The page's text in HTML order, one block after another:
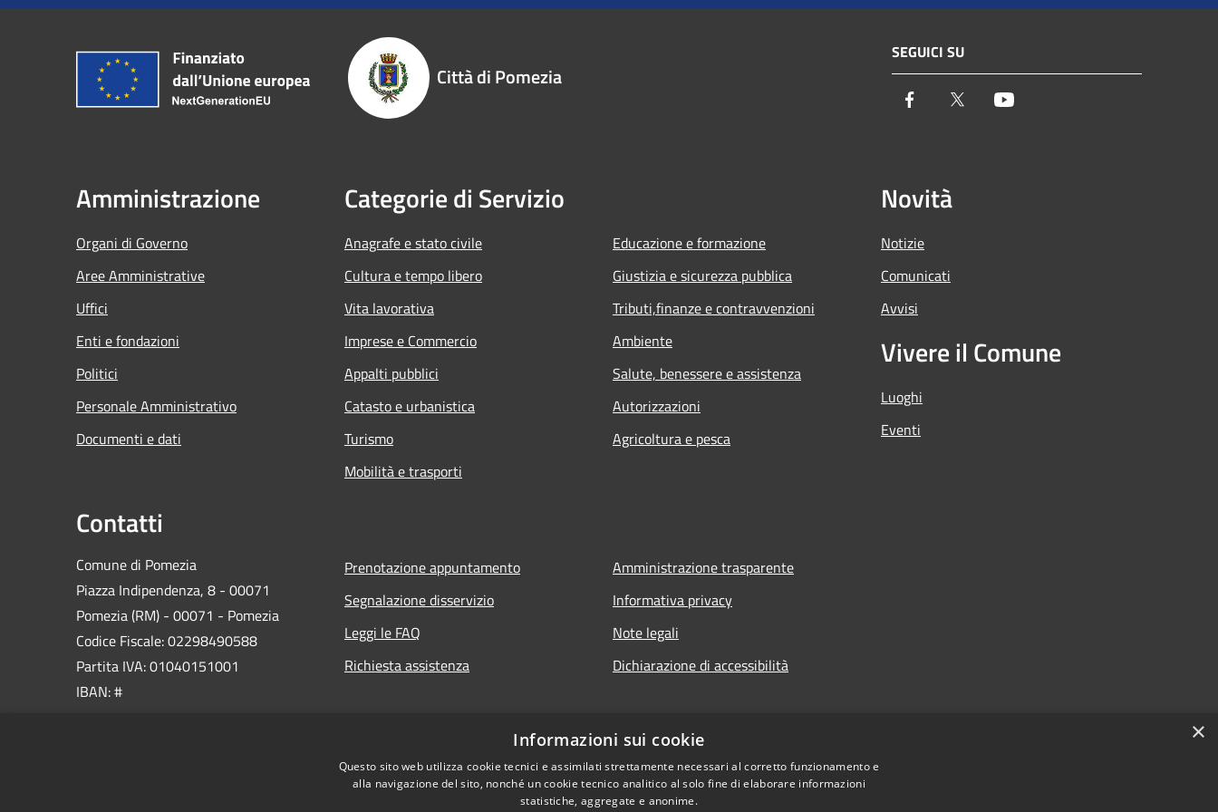
Città di Pomezia
SEGUICI SU
Facebook Twitter
Amministrazione
Organi di Governo
Aree Amministrative
Uffici
Enti e fondazioni
Politici
Personale Amministrativo
Documenti e dati
Categorie di Servizio
Anagrafe e stato civile
Cultura e tempo libero
Vita lavorativa
Imprese e Commercio
Appalti pubblici
Catasto e urbanistica
Turismo
Mobilità e trasporti
Educazione e formazione
Giustizia e sicurezza pubblica
Tributi,finanze e contravvenzioni
Ambiente
Salute, benessere e assistenza
Autorizzazioni
Agricoltura e pesca
Novità
Notizie
Comunicati
Avvisi
Vivere il Comune
Luoghi
Eventi
Contatti
Comune di Pomezia
Piazza Indipendenza, 8 - 00071
Pomezia (RM) - 00071 - Pomezia
Codice Fiscale: 02298490588
Partita IVA: 01040151001
IBAN: #
Prenotazione appuntamento
Segnalazione disservizio
Leggi le FAQ
Richiesta assistenza
Amministrazione trasparente
Informativa privacy
Note legali
Dichiarazione di accessibilità
×
Informazioni sui cookie
Questo sito web utilizza cookie tecnici e assimilati strettamente necessari al corretto funzionamento e
alla navigazione del sito, nonché un cookie tecnico analitico al solo fine di elaborare informazioni
statistiche, aggregate e anonime.